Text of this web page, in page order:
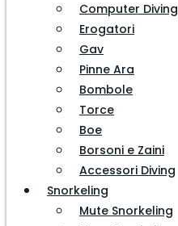
Computer Diving
Erogatori
Gav
Pinne Ara
Bombole
Torce
Boe
Borsoni e Zaini
Accessori Diving
Snorkeling
Mute Snorkeling